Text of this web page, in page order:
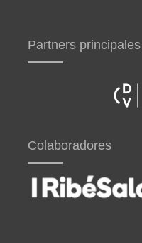
Partners principales
Colaboradores